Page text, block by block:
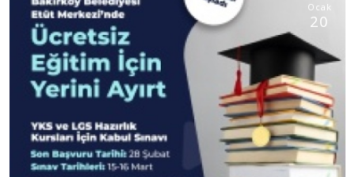
Ocak
20